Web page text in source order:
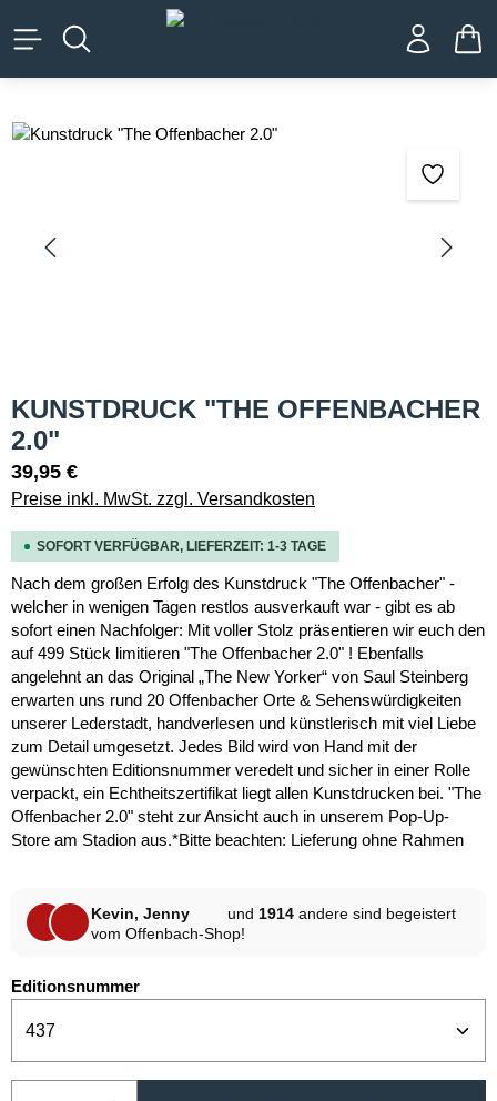
springen
Bildergalerie überspringen
KUNSTDRUCK "THE OFFENBACHER
2.0"
39,95 €
Preise inkl. MwSt. zzgl. Versandkosten
SOFORT VERFÜGBAR, LIEFERZEIT: 1-3 TAGE
Nach dem großen Erfolg des Kunstdruck "The Offenbacher" -
welcher in wenigen Tagen restlos ausverkauft war - gibt es ab
sofort einen Nachfolger: Mit voller Stolz präsentieren wir euch den
auf 499 Stück limitieren "The Offenbacher 2.0" ! Ebenfalls
angelehnt an das Original „The New Yorker“ von Saul Steinberg
erwarten uns rund 20 Offenbacher Orte & Sehenswürdigkeiten
unserer Lederstadt, handverlesen und künstlerisch mit viel Liebe
zum Detail umgesetzt. Jedes Bild wird von Hand mit der
gewünschten Editionsnummer veredelt und sicher in einer Rolle
verpackt, ein Echtheitszertifikat liegt allen Kunstdrucken bei. "The
Offenbacher 2.0" steht zur Ansicht auch in unserem Pop-Up-
Store am Stadion aus.*Bitte beachten: Lieferung ohne Rahmen
Kevin, Jenny und 1914 andere sind begeistert
vom Offenbach-Shop!
Editionsnummerauswählen